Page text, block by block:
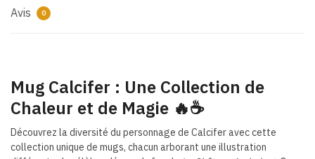
Avis 0
Mug Calcifer : Une Collection de
Chaleur et de Magie 🔥☕
Découvrez la diversité du personnage de Calcifer avec cette
collection unique de mugs, chacun arborant une illustration